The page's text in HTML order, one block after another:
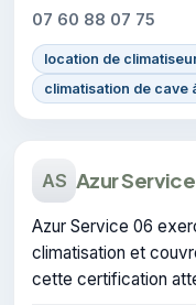
07 60 88 07 75
location de
climatisation de cave
AS Azur
Azur Service 06
climatisation et
cette certification